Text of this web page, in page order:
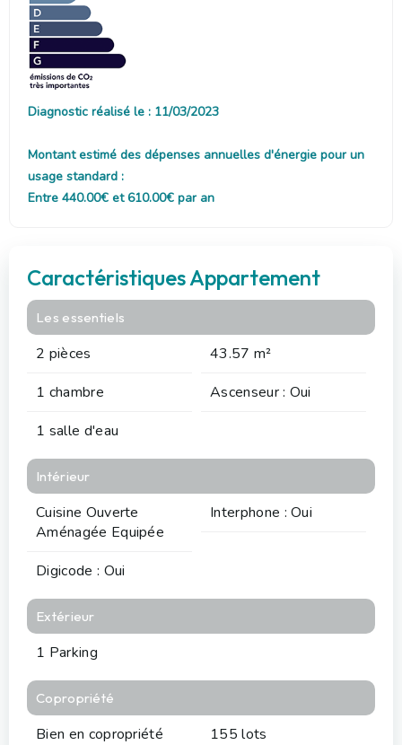
Diagnostic réalisé le : 11/03/2023
Montant estimé des dépenses annuelles d'énergie pour un
usage standard :
Entre 440.00€ et 610.00€ par an
Caractéristiques Appartement
Les essentiels
2 pièces
43.57 m²
1 chambre
Ascenseur : Oui
1 salle d'eau
Intérieur
Cuisine Ouverte
Aménagée Equipée
Interphone : Oui
Digicode : Oui
Extérieur
1 Parking
Copropriété
Bien en copropriété
155 lots